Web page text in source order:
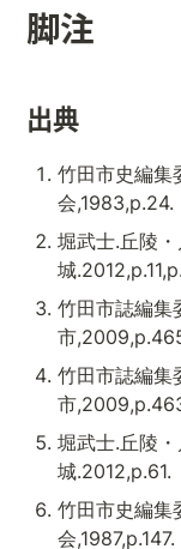
脚注
出典
竹田市史編集
会,1983,p.24.
堀武士.丘陵
城
竹田市誌編集
市
竹田市誌編集
市
堀武士.丘陵
城.2012,p.61.
竹田市史編集
会,1987,p.147.